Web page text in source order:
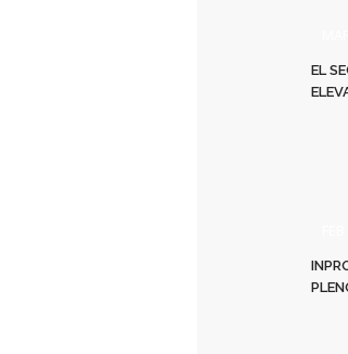
EL